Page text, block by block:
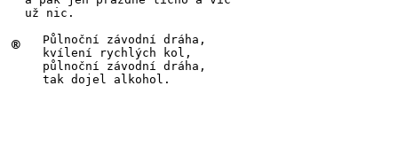
už nic.
® Půlnoční závodní dráha,
kvílení
rychlých kol,
půlnoční závodní dráha,
tak dojel alko hol.